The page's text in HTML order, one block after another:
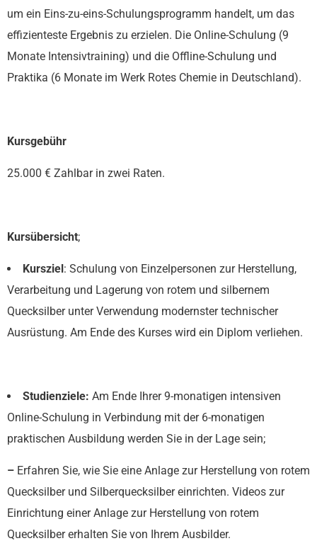
um ein Eins-zu-eins-Schulungsprogramm handelt, um das
effizienteste Ergebnis zu erzielen. Die Online-Schulung (9
Monate Intensivtraining) und die Offline-Schulung und
Praktika (6 Monate im Werk Rotes Chemie in Deutschland).
Kursgebühr
25.000 € Zahlbar in zwei Raten.
Kursübersicht;
Kursziel: Schulung von Einzelpersonen zur Herstellung,
Verarbeitung und Lagerung von rotem und silbernem
Quecksilber unter Verwendung modernster technischer
Ausrüstung. Am Ende des Kurses wird ein Diplom verliehen.
Studienziele: Am Ende Ihrer 9-monatigen intensiven
Online-Schulung in Verbindung mit der 6-monatigen
praktischen Ausbildung werden Sie in der Lage sein;
– Erfahren Sie, wie Sie eine Anlage zur Herstellung von rotem
Quecksilber und Silberquecksilber einrichten. Videos zur
Einrichtung einer Anlage zur Herstellung von rotem
Quecksilber erhalten Sie von Ihrem Ausbilder.